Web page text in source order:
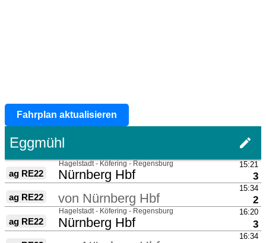
Fahrplan aktualisieren